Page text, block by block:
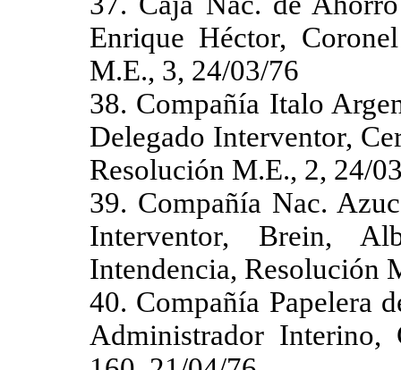
Enrique Héctor,
M.E., 3, 24/03/76
38. Compañía Italo
Delegado Interventor,
Resolución M.E., 2, 24/
39. Compañía Nac.
Interventor, Brein,
Intendencia, Resolución
40. Compañía Papelera
Administrador Interino,